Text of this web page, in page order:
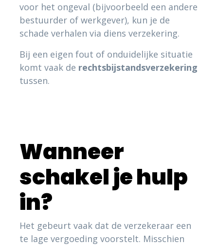
voor het ongeval (bijvoorbeeld een andere
bestuurder of werkgever), kun je de
schade verhalen via diens verzekering.
Bij een eigen fout of onduidelijke situatie
komt vaak de rechtsbijstandsverzekering
tussen.
Wanneer
schakel je hulp
in?
Het gebeurt vaak dat de verzekeraar een
te lage vergoeding voorstelt. Misschien